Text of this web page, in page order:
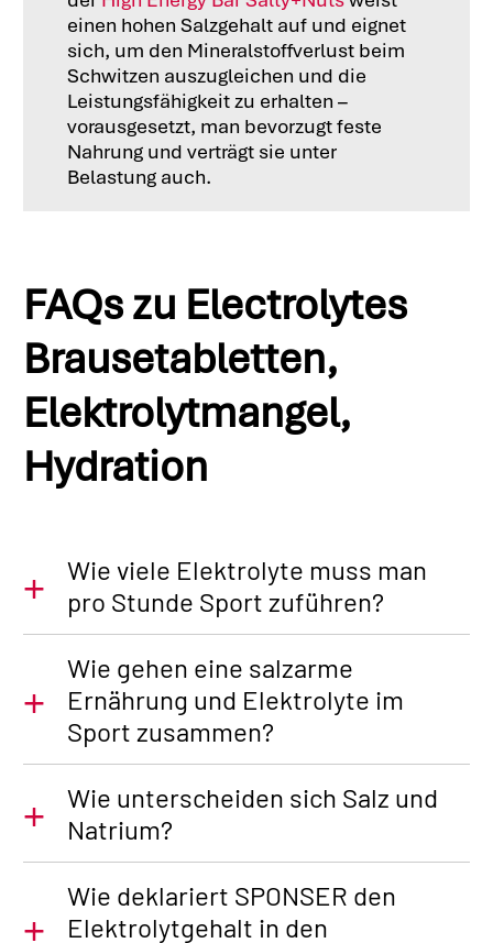
einen hohen Salzgehalt auf und eignet
sich, um den Mineralstoffverlust beim
Schwitzen auszugleichen und die
Leistungsfähigkeit zu erhalten –
vorausgesetzt, man bevorzugt feste
Nahrung und verträgt sie unter
Belastung auch.
FAQs zu Electrolytes
Brausetabletten,
Elektrolytmangel,
Hydration
Wie viele Elektrolyte muss man
pro Stunde Sport zuführen?
Wie gehen eine salzarme
Ernährung und Elektrolyte im
Sport zusammen?
Wie unterscheiden sich Salz und
Natrium?
Wie deklariert SPONSER den
Elektrolytgehalt in den